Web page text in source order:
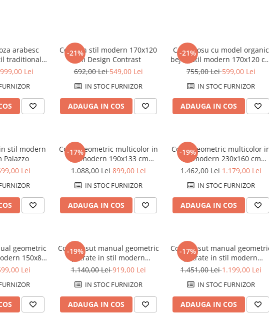
arabesc
traditional
Ivory
999,00 Lei
-21%
Covor in stil modern 170x120
cm Design Contrast
692,00 Lei549,00 Lei
IN STOC FURNIZOR
ADAUGA IN COS
-21%
Covor rosu cu model organic
bej in stil modern 170x120
Palazzo
755,00 Lei599,00 Lei
IN STOC FURNIZOR
ADAUGA IN COS
stil modern
Palazzo
Lei
-17%
Covor geometric multicolor in
stil modern 190x133 cm
Allegra
1.088,00 Lei899,00 Lei
IN STOC FURNIZOR
ADAUGA IN COS
-19%
Covor geometric multicolor
stil modern 230x160 cm
Allegra
1.462,00 Lei1.179,00 Lei
IN STOC FURNIZOR
ADAUGA IN COS
geometric
150x80
A
Lei
-19%
Covor tesut manual geometric
patrate in stil modern
190x133 cm Gioia A
1.140,00 Lei919,00 Lei
IN STOC FURNIZOR
ADAUGA IN COS
-17%
Covor tesut manual
patrate in stil modern
230x160 cm Gioia A
1.451,00 Lei1.199,00 Lei
IN STOC FURNIZOR
ADAUGA IN COS